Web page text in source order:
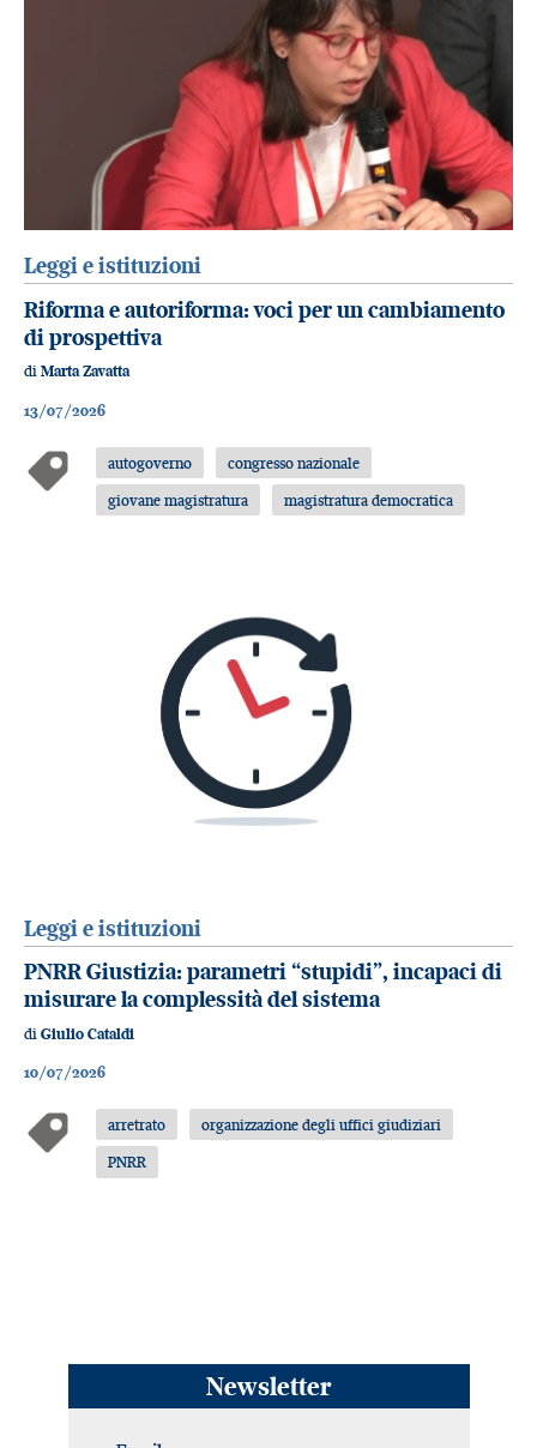
Leggi e istituzioni
Riforma e autoriforma: voci per un cambiamento
di prospettiva
di Marta Zavatta
13/07/2026
autogoverno
congresso nazionale
giovane magistratura
magistratura democratica
Leggi e istituzioni
PNRR Giustizia: parametri “stupidi”, incapaci di
misurare la complessità del sistema
di Giulio Cataldi
10/07/2026
arretrato
organizzazione degli uffici giudiziari
PNRR
Newsletter